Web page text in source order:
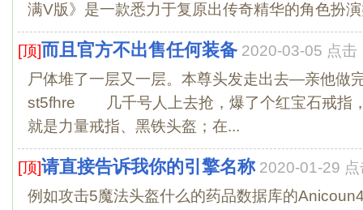
满V版》是一款悉力于复原出传奇精华的角色扮
[顶]而且官方不出售任何装备 2020-03-05 点击
尸体堆了一层又一层。本尊头发走出去—亲他做
st5fhre 几千号人上去抢，爆了个红宝石戒指
就是力量戒指、黑铁头盔；在...
[顶]请直接告诉我你的引擎名称 2020-01-29
例如攻击5魔法头盔什么的药品数据库的